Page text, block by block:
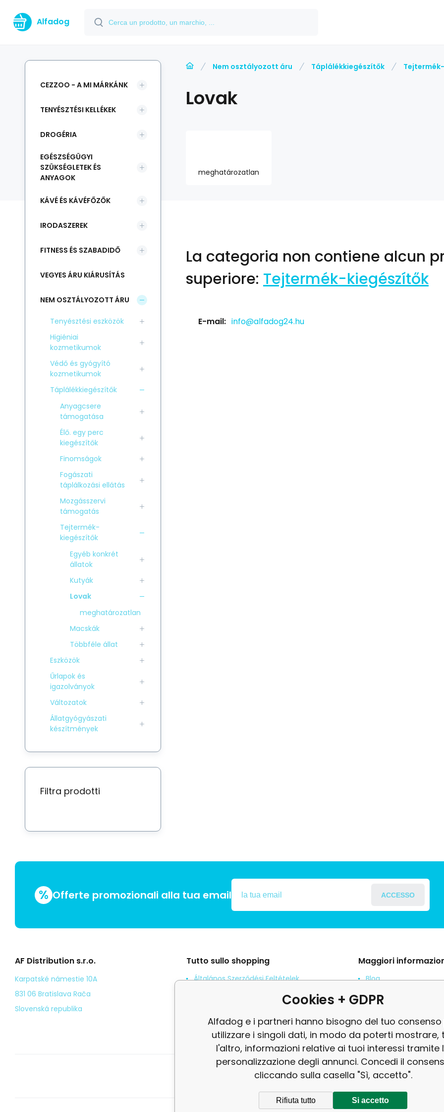
Alfadog
Nem osztályozott áru Táplálékkiegészítők
Lovak
meghatározatlan
La categoria non contiene alcun
superiore: Tejtermék-kiegészítők
E-mail: info@alfadog24.hu
CEZZOO - A MI MÁRKÁNK
TENYÉSZTÉSI KELLÉKEK
DROGÉRIA
EGÉSZSÉGÜGYI
SZÜKSÉGLETEK ÉS
ANYAGOK
KÁVÉ ÉS KÁVÉFŐZŐK
IRODASZEREK
FITNESS ÉS SZABADIDŐ
VEGYES ÁRU KIÁRUSÍTÁS
NEM OSZTÁLYOZOTT ÁRU
Tenyésztési eszközök
Higiéniai
kozmetikumok
Védő és gyógyító
kozmetikumok
Táplálékkiegészítők
Anyagcsere
támogatása
Élő. egy perc
kiegészítők
Finomságok
Fogászati
táplálkozási ellátás
Mozgásszervi
támogatás
Tejtermék-
kiegészítők
Egyéb konkrét
állatok
Kutyák
Lovak
meghatározatlan
Macskák
Többféle állat
Eszközök
Űrlapok és
igazolványok
Változatok
Állatgyógyászati
készítmények
Filtra prodotti
% Offerte promozionali alla tua email ACCESSO
AF Distribution s.r.o.
Karpatské námestie 10A
831 06 Bratislava Rača
Slovenská republika
Tutto sullo shopping
Általános Szerződési Feltételek
Személyes adatok védelme
Kézbesítés
Maggiori
Blog
Denuncia
revisione
Cookies + GDPR
Alfadog e i partneri hanno bisogno del tuo consenso
utilizzare i singoli dati, in modo da poterti mostrare,
l'altro, informazioni relative ai tuoi interessi tramite
personalizzazione degli annunci. Concedi il
cliccando sulla casella "Sì, accetto".
Rifiuta tutto Si accetto